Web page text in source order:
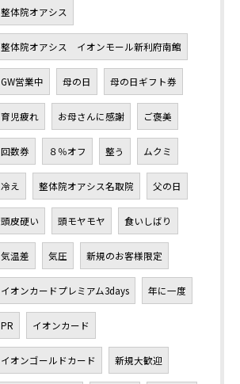
整体院オアシス
整体院オアシス イオンモール新利府南館
GW営業中 母の日 母の日ギフト券
育児疲れ お母さんに感謝 ご褒美
回数券 ８％オフ 整う ムクミ
冷え 整体院オアシス名取院 父の日
頭皮硬い 頭モヤモヤ 食いしばり
気温差 気圧 新規のお客様限定
イオンカードプレミアム3days 年に一度
PR イオンカード
イオンゴールドカード 新規大歓迎